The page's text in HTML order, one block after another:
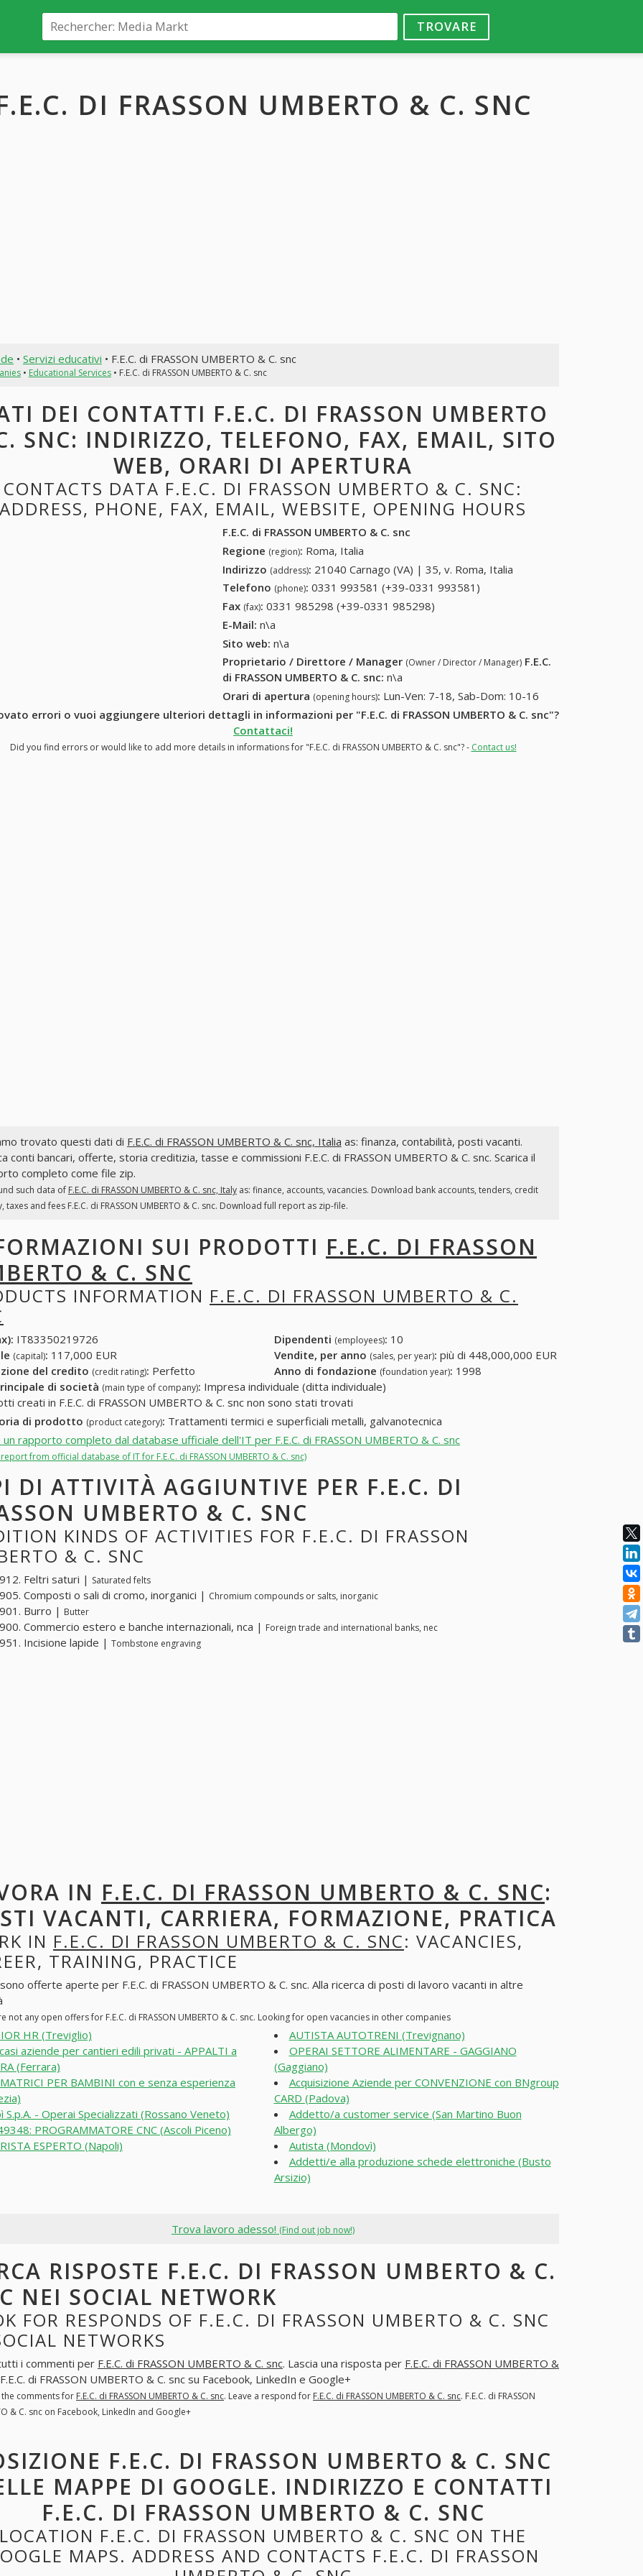
TROVARE
DI FRASSON UMBERTO & C. SNC
• Servizi educativi • F.E.C. di FRASSON UMBERTO & C. snc
• Educational Services• F.E.C. di FRASSON UMBERTO & C. snc
DEI CONTATTI F.E.C. DI FRASSON UMBERTO
SNC: INDIRIZZO, TELEFONO, FAX, EMAIL, SITO
WEB, ORARI DI APERTURA
CONTACTS DATA F.E.C. DI FRASSON UMBERTO & C. SNC:
ADDRESS, PHONE, FAX, EMAIL, WEBSITE, OPENING HOURS
F.E.C. di FRASSON UMBERTO & C. snc
Regione (region): Roma, Italia
Indirizzo (address): 21040 Carnago (VA) | 35, v. Roma, Italia
Telefono (phone): 0331 993581 (+39-0331 993581)
Fax (fax): 0331 985298 (+39-0331 985298)
E-Mail: n\a
Sito web: n\a
Proprietario / Direttore / Manager (Owner / Director / Manager) F.E.C.
di FRASSON UMBERTO & C. snc: n\a
Orari di apertura (opening hours): Lun-Ven: 7-18, Sab-Dom: 10-16
errori o vuoi aggiungere ulteriori dettagli in informazioni per "F.E.C. di FRASSON UMBERTO & C. snc"?
Contattaci!
Did you find errors or would like to add more details in informations for "F.E.C. di FRASSON UMBERTO & C. snc"? - Contact us!
trovato questi dati di F.E.C. di FRASSON UMBERTO & C. snc, Italia as: finanza, contabilità, posti vacanti.
conti bancari, offerte, storia creditizia, tasse e commissioni F.E.C. di FRASSON UMBERTO & C. snc. Scarica il
completo come file zip.
such data of F.E.C. di FRASSON UMBERTO & C. snc, Italyas: finance, accounts, vacancies. Download bank accounts, tenders, credit
taxes and fees F.E.C. di FRASSON UMBERTO & C. snc. Download full report as zip-file.
SUI PRODOTTI F.E.C. DI FRASSON
& C. SNC
INFORMATION F.E.C. DI FRASSON UMBERTO & C.
IT83350219726 Dipendenti (employees): 10
(capital): 117,000 EUR Vendite, per anno (sales, per year): più di 448,000,000 EUR
del credito (credit rating): Perfetto Anno di fondazione (foundation year): 1998
di società (main type of company): Impresa individuale (ditta individuale)
creati in F.E.C. di FRASSON UMBERTO & C. snc non sono stati trovati
di prodotto (product category): Trattamenti termici e superficiali metalli, galvanotecnica
rapporto completo dal database ufficiale dell'IT per F.E.C. di FRASSON UMBERTO & C. snc
from official database of IT for F.E.C. di FRASSON UMBERTO & C. snc)
DI ATTIVITÀ AGGIUNTIVE PER F.E.C. DI
UMBERTO & C. SNC
KINDS OF ACTIVITIES FOR F.E.C. DI FRASSON
& C. SNC
Feltri saturi | Saturated felts
Composti o sali di cromo, inorganici | Chromium compounds or salts, inorganic
Burro | Butter
Commercio estero e banche internazionali, nca | Foreign trade and international banks, nec
Incisione lapide | Tombstone engraving
IN F.E.C. DI FRASSON UMBERTO & C. SNC:
VACANTI, CARRIERA, FORMAZIONE, PRATICA
IN F.E.C. DI FRASSON UMBERTO & C. SNC: VACANCIES,
TRAINING, PRACTICE
offerte aperte per F.E.C. di FRASSON UMBERTO & C. snc. Alla ricerca di posti di lavoro vacanti in altre
not any open offers for F.E.C. di FRASSON UMBERTO & C. snc. Looking for open vacancies in other companies
HR (Treviglio)
aziende per cantieri edili privati - APPALTI a
(Ferrara)
PER BAMBINI con e senza esperienza
S.p.A. - Operai Specializzati (Rossano Veneto)
PROGRAMMATORE CNC (Ascoli Piceno)
ESPERTO (Napoli)
AUTISTA AUTOTRENI (Trevignano)
OPERAI SETTORE ALIMENTARE - GAGGIANO
(Gaggiano)
Acquisizione Aziende per CONVENZIONE con BNgroup
CARD (Padova)
Addetto/a customer service (San Martino Buon
Albergo)
Autista (Mondovì)
Addetti/e alla produzione schede elettroniche (Busto
Arsizio)
Trova lavoro adesso! (Find out job now!)
RISPOSTE F.E.C. DI FRASSON UMBERTO & C.
NEI SOCIAL NETWORK
FOR RESPONDS OF F.E.C. DI FRASSON UMBERTO & C. SNC
NETWORKS
i commenti per F.E.C. di FRASSON UMBERTO & C. snc. Lascia una risposta per F.E.C. di FRASSON UMBERTO &
di FRASSON UMBERTO & C. snc su Facebook, LinkedIn e Google+
the comments for F.E.C. di FRASSON UMBERTO & C. snc. Leave a respond for F.E.C. di FRASSON UMBERTO & C. snc. F.E.C. di FRASSON
& C. snc on Facebook, LinkedIn and Google+
F.E.C. DI FRASSON UMBERTO & C. SNC
MAPPE DI GOOGLE. INDIRIZZO E CONTATTI
F.E.C. DI FRASSON UMBERTO & C. SNC
LOCATION F.E.C. DI FRASSON UMBERTO & C. SNC ON THE
MAPS. ADDRESS AND CONTACTS F.E.C. DI FRASSON